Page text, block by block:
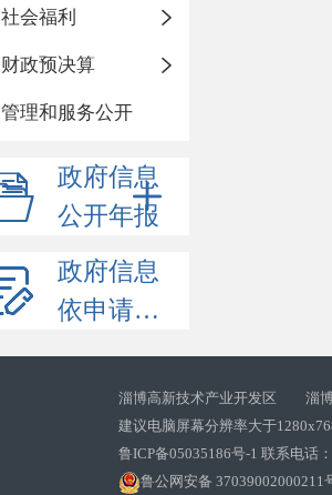
社会福利
财政预决算
管理和服务公开
政府信息
公开年报
政府信息
依申请公开
淄博高新技术产业开发区 淄博
建议电脑屏幕分辨率大于
鲁ICP备05035186号-1 联系电话
鲁公网安备 37039002000211